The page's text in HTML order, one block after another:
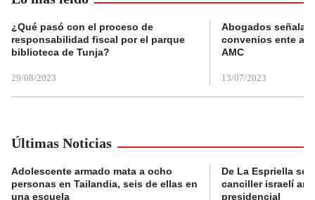
¿Qué pasó con el proceso de
responsabilidad fiscal por el parque
biblioteca de Tunja?
29/08/2023
Abogados
convenios ente
AMC
13/07/2023
Últimas Noticias
Adolescente armado mata a ocho
personas en Tailandia, seis de ellas en
una escuela
De La Espriella se
canciller israelí
presidencial